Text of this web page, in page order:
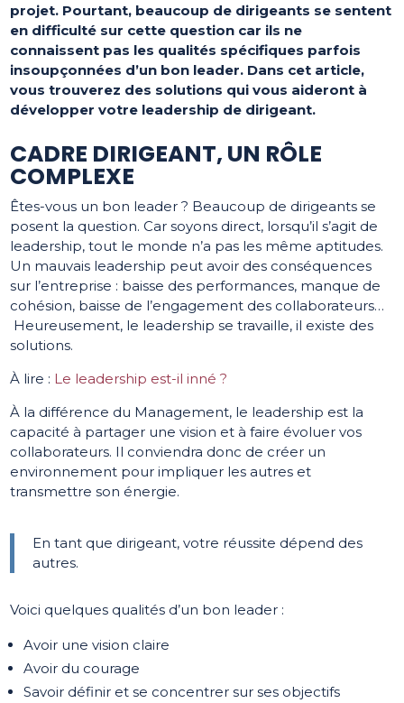
projet. Pourtant, beaucoup de dirigeants se sentent
en difficulté sur cette question car ils ne
connaissent pas les qualités spécifiques parfois
insoupçonnées d’un bon leader. Dans cet article,
vous trouverez des solutions qui vous aideront à
développer votre leadership de dirigeant.
CADRE DIRIGEANT, UN RÔLE
COMPLEXE
Êtes-vous un bon leader ? Beaucoup de dirigeants se
posent la question. Car soyons direct, lorsqu’il s’agit de
leadership, tout le monde n’a pas les même aptitudes.
Un mauvais leadership peut avoir des conséquences
sur l’entreprise : baisse des performances, manque de
cohésion, baisse de l’engagement des collaborateurs…
Heureusement, le leadership se travaille, il existe des
solutions.
À lire : Le leadership est-il inné ?
À la différence du Management, le leadership est la
capacité à partager une vision et à faire évoluer vos
collaborateurs. Il conviendra donc de créer un
environnement pour impliquer les autres et
transmettre son énergie.
En tant que dirigeant, votre réussite dépend des
autres.
Voici quelques qualités d’un bon leader :
Avoir une vision claire
Avoir du courage
Savoir définir et se concentrer sur ses objectifs